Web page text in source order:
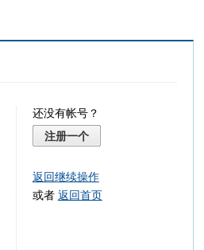
还没有帐号？
注册一个
返回继续操作
或者 返回首页